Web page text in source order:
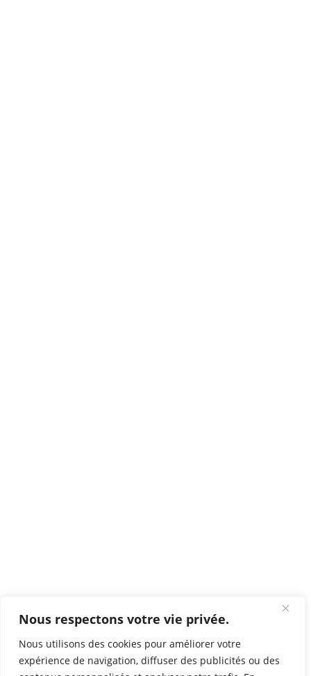
Nous respectons votre vie privée.
Nous utilisons des cookies pour améliorer votre
expérience de navigation, diffuser des publicités ou des